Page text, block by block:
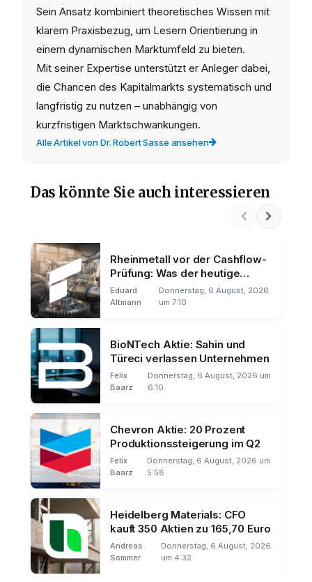
Sein Ansatz kombiniert theoretisches Wissen mit
klarem Praxisbezug, um Lesern Orientierung in
einem dynamischen Marktumfeld zu bieten.
Mit seiner Expertise unterstützt er Anleger dabei,
die Chancen des Kapitalmarkts systematisch und
langfristig zu nutzen – unabhängig von
kurzfristigen Marktschwankungen.
Alle Artikel von Dr. Robert Sasse ansehen
Das könnte Sie auch interessieren
Rheinmetall vor der Cashflow-
Prüfung: Was der heutige
Bericht entscheidet
Eduard
Altmann
Donnerstag, 6 August, 2026
um 7:10
BioNTech Aktie: Sahin und
Türeci verlassen Unternehmen
Felix
Baarz
Donnerstag, 6 August, 2026 um
6:10
Chevron Aktie: 20 Prozent
Produktionssteigerung im Q2
Felix
Baarz
Donnerstag, 6 August, 2026 um
5:58
Heidelberg Materials: CFO
kauft 350 Aktien zu 165,70 Euro
Andreas
Sommer
Donnerstag, 6 August, 2026
um 4:32